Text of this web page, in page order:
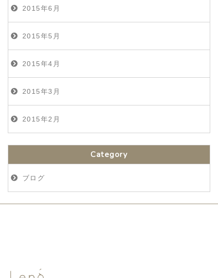
2015年6月
2015年5月
2015年4月
2015年3月
2015年2月
Category
ブログ